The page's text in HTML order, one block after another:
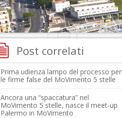
Post correlati
Prima udienza lampo del processo per
le firme false del MoVimento 5 stelle
Ancora una “spaccatura” nel
MoVimento 5 stelle, nasce il meet-up
Palermo in MoVimento